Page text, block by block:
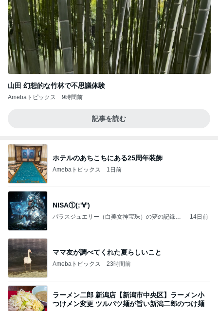
山田 幻想的な竹林で不思議体験
Amebaトピックス 9時間前
記事を読む
ホテルのあちこちにある25周年装飾
Amebaトピックス 1日前
NISA①(;'∀')
パラスジュエリー（白美女神宝珠）の夢の記録
14日前
ママ友が調べてくれた夏らしいこと
Amebaトピックス 23時間前
ラーメン二郎 新潟店【新潟市中央区】ラーメン小
つけメン変更 ツルパツ麺が旨い新潟二郎のつけ麺